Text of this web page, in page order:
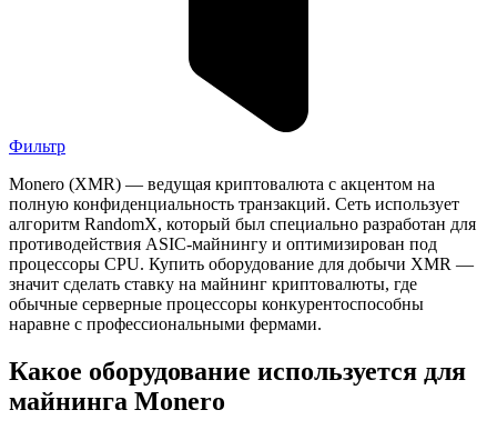
Фильтр
Monero (XMR) — ведущая криптовалюта с акцентом на
полную конфиденциальность транзакций. Сеть использует
алгоритм RandomX, который был специально разработан для
противодействия ASIC-майнингу и оптимизирован под
процессоры CPU. Купить оборудование для добычи XMR —
значит сделать ставку на майнинг криптовалюты, где
обычные серверные процессоры конкурентоспособны
наравне с профессиональными фермами.
Какое оборудование используется для
майнинга Monero